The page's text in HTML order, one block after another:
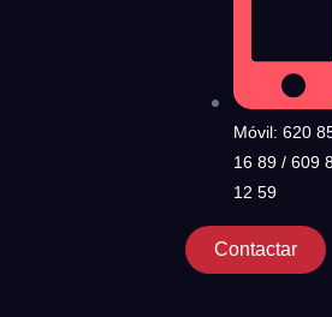
Móvil: 620
16 89 / 609
12 59
Contactar